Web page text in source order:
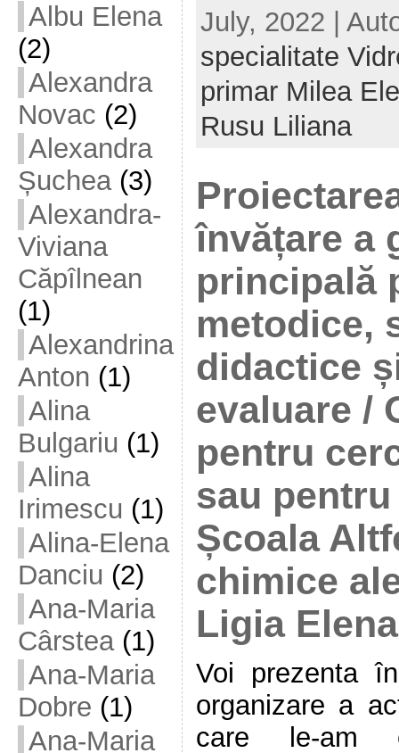
Albu Elena
(2)
Alexandra
Novac (2)
Alexandra
Șuchea(3)
Alexandra-
Viviana
Căpîlnean
(1)
Alexandrina
Anton (1)
Alina
Bulgariu (1)
Alina
Irimescu (1)
Alina-Elena
Danciu (2)
Ana-Maria
Cârstea(1)
Ana-Maria
Dobre (1)
Ana-Maria
July, 2022 |
specialitate
primar Milea
Rusu Liliana
învățare a
principală
metodice,
didactice
evaluare /
pentru
sau
Școala
chimice
Ligia
Voi prezenta
organizare a
care le-am